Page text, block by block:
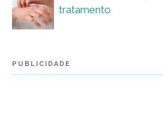
tratamento
PUBLICIDADE